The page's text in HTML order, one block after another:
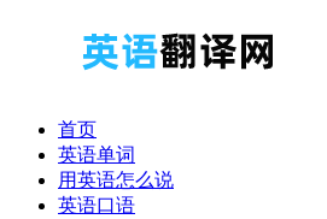
首页
英语单词
用英语怎么说
英语口语